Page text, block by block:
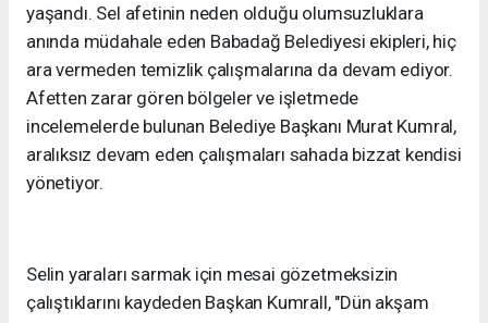
yaşandı. Sel afetinin neden olduğu olumsuzluklara
anında müdahale eden Babadağ Belediyesi ekipleri, hiç
ara vermeden temizlik çalışmalarına da devam ediyor.
Afetten zarar gören bölgeler ve işletmede
incelemelerde bulunan Belediye Başkanı Murat Kumral,
aralıksız devam eden çalışmaları sahada bizzat kendisi
yönetiyor.
Selin yaraları sarmak için mesai gözetmeksizin
çalıştıklarını kaydeden Başkan Kumrall, "Dün akşam